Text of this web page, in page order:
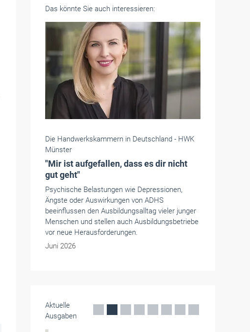
Das könnte Sie auch interessieren:
Die Handwerkskammern in Deutschland - HWK
Münster
"Mir ist aufgefallen, dass es dir nicht
gut geht"
Psychische Belastungen wie Depressionen,
Ängste oder Auswirkungen von ADHS
beeinflussen den Ausbildungsalltag vieler junger
Menschen und stellen auch Ausbildungsbetriebe
vor neue Herausforderungen.
Juni 2026
Aktuelle
Ausgaben